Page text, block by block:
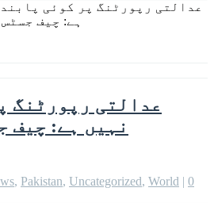
عدالتی رپورٹنگ پر کوئی
ہے: چیف
عدالتی رپورٹنگ
نہیں ہے: چیف
, Pakistan, Uncategorized, World | 0